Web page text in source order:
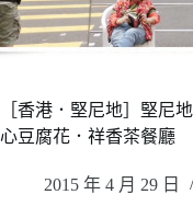
［香港．堅尼地］堅尼
心豆腐花．祥香茶餐廳
2015 年 4 月 29 日